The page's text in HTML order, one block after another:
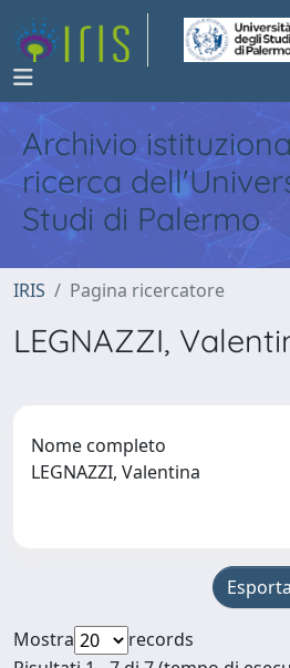
Archivio
ricerca
Studi di Palermo
IRIS Pagina ricercatore
LEGNAZZI,
Nome completo
LEGNAZZI, Valentina
Mostra
records